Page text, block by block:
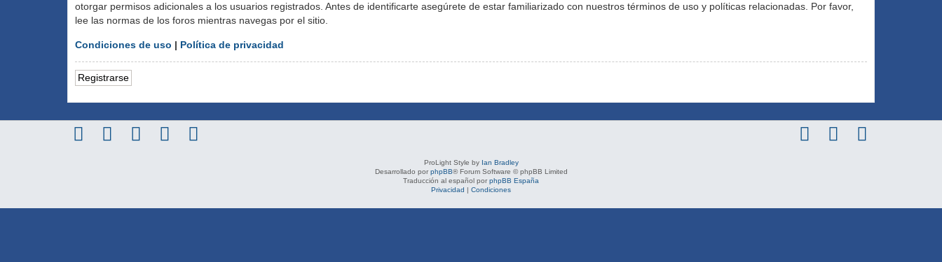
otorgar permisos adicionales a los usuarios registrados. Antes de identificarte asegúrete de estar familiarizado con nuestros términos de uso y políticas relacionadas. Por favor,
lee las normas de los foros mientras navegas por el sitio.
Condiciones de uso | Política de privacidad
Registrarse
ProLight Style by Ian Bradley
Desarrollado por phpBB® Forum Software © phpBB Limited
Traducción al español por phpBB España
Privacidad | Condiciones